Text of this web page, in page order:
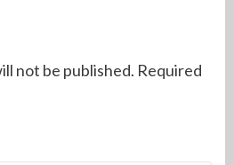
not be published. Required